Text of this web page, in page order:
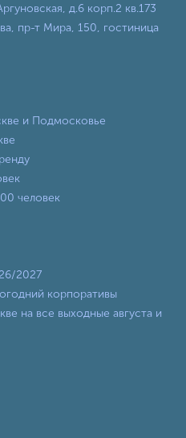
д.6 корп.2 кв.173
пр-т Мира, 150, гостиница
и Подмосковье
человек
2027
корпоративы
на все выходные августа и